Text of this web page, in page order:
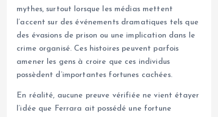
mythes, surtout lorsque les médias mettent
l’accent sur des événements dramatiques tels que
des évasions de prison ou une implication dans le
crime organisé. Ces histoires peuvent parfois
amener les gens à croire que ces individus
possèdent d’importantes fortunes cachées.
En réalité, aucune preuve vérifiée ne vient étayer
l’idée que Ferrara ait possédé une fortune